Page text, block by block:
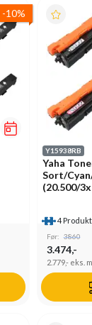
-10%
Y15938RB
Yaha
Sort/
(20.500/
4
Før: 3860
3.474,-
2.779,- eks.